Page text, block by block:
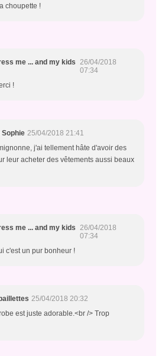
choupette !
me ... and my kids 26/04/2018
07:34
!
Sophie 25/04/2018 21:41
j'ai tellement hâte d'avoir des
leur acheter des vêtements aussi beaux
me ... and my kids 26/04/2018
07:34
c'est un pur bonheur !
25/04/2018 20:32
est juste adorable.<br /> Trop